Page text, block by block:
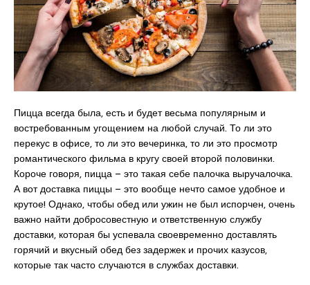
Пицца всегда была, есть и будет весьма популярным и
востребованным угощением на любой случай. То ли это
перекус в офисе, то ли это вечеринка, то ли это просмотр
романтического фильма в кругу своей второй половинки.
Короче говоря, пицца – это такая себе палочка выручалочка.
А вот доставка пиццы – это вообще нечто самое удобное и
крутое! Однако, чтобы обед или ужин не был испорчен, очень
важно найти добросовестную и ответственную службу
доставки, которая бы успевала своевременно доставлять
горячий и вкусный обед без задержек и прочих казусов,
которые так часто случаются в службах доставки.